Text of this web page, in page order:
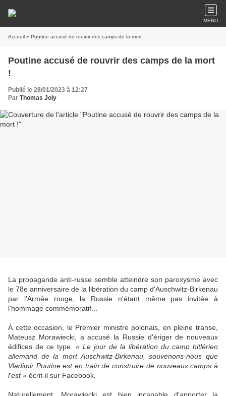
MENU
Accueil » Poutine accusé de rouvrir des camps de la mort !
Poutine accusé de rouvrir des camps de la mort
!
Publié le 28/01/2023 à 12:27
Par Thomas Joly
La propagande anti-russe semble atteindre son paroxysme avec
le 78e anniversaire de la libération du camp d'Auschwitz-Birkenau
par l'Armée rouge, la Russie n'étant même pas invitée à
l'hommage commémoratif...
À cette occasion, le Premier ministre polonais, en pleine transe,
Mateusz Morawiecki, a accusé la Russie d'ériger de nouveaux
édifices de ce type. « Le jour de la libération du camp hitlérien
allemand de la mort Auschwitz-Birkenau, souvenons-nous que
Vladimir Poutine est en train de construire de nouveaux camps à
l'est » écrit-il sur Facebook.